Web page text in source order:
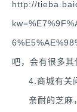
http://
吧，会有很多
4.商城有关
亲耐的芝